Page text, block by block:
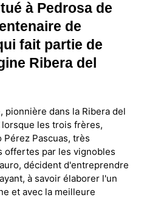
à Pedrosa de
de
fait partie de
Ribera del
pionnière dans la Ribera del
les trois frères,
Pérez Pascuas, très
offertes par les vignobles
décident d'entreprendre
à savoir élaborer l'un
et avec la meilleure